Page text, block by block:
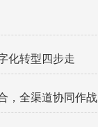
化转型四步走
，全渠道协同作战